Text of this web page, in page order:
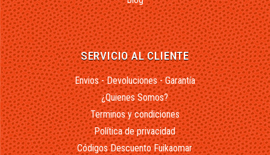
SERVICIO AL CLIENTE
Envios - Devoluciones - Garantía
¿Quienes Somos?
Terminos y condiciones
Política de privacidad
Códigos Descuento Fuikaomar